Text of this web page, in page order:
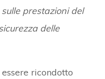
prestazioni del
delle
ricondotto